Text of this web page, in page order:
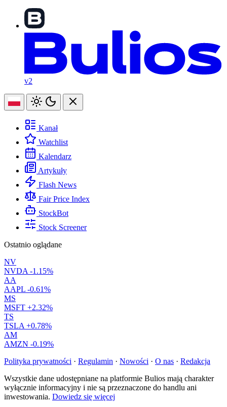
v2
Kanał
Watchlist
Kalendarz
Artykuły
Flash News
Fair Price Index
StockBot
Stock Screener
Ostatnio oglądane
NV
NVDA -1.15%
AA
AAPL -0.61%
MS
MSFT +2.32%
TS
TSLA +0.78%
AM
AMZN -0.19%
Polityka prywatności · Regulamin · Nowości · O nas · Redakcja
Wszystkie dane udostępniane na platformie Bulios mają charakter
wyłącznie informacyjny i nie są przeznaczone do handlu ani
inwestowania. Dowiedz się więcej